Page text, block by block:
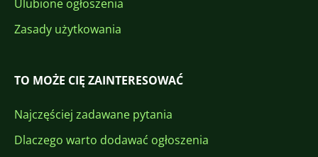
Ulubione ogłoszenia
Zasady użytkowania
TO MOŻE CIĘ ZAINTERESOWAĆ
Najczęściej zadawane pytania
Dlaczego warto dodawać ogłoszenia